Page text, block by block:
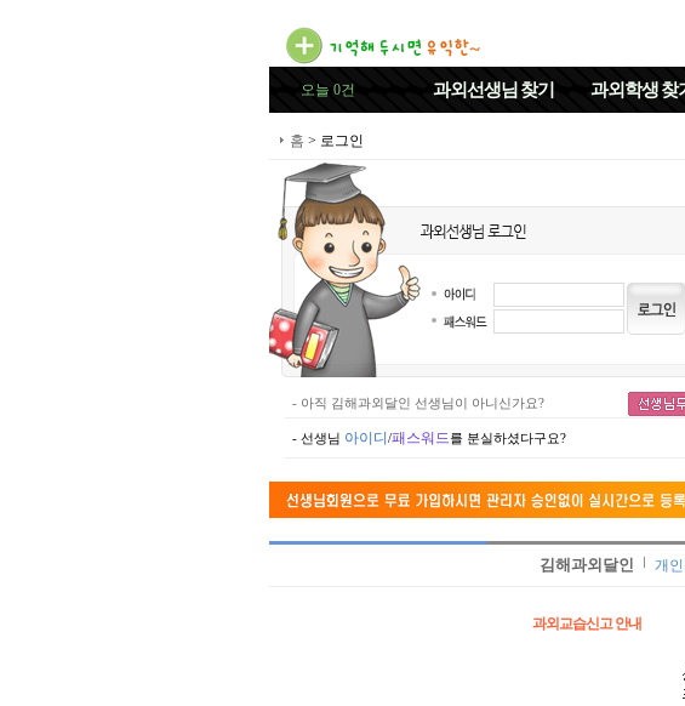
오늘 0건 과외선생님 찾기 과외학생찾
홈 > 로그인
- 아직 김해과외달인 선생님이 아니신가요?
- 선생님 아이디 /패스워드를 분실하셨다구요?
김해과외달인 개
과외교습신고 안내